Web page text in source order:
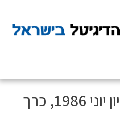
מעשה חושב – גליון יוני 1986, כרך